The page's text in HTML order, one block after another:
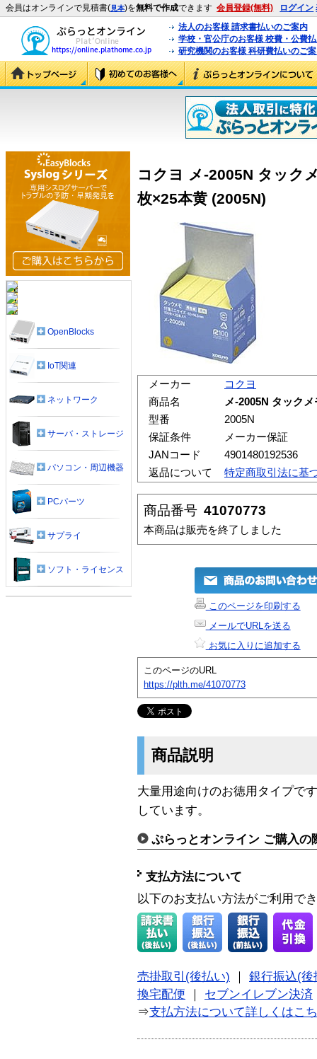
会員はオンラインで見積書(見本)を無料で作成できます 会員登録(無料) ログイン
法人のお客様 請求書払いのご案内
学校・官公庁のお客様 校費・公費
研究機関のお客様 科研費払いのご
コクヨ メ-2005N タック
枚×25本黄 (2005N)
メーカー
コクヨ
商品名
メ-2005N タック
型番
2005N
保証条件
メーカー保証
JANコード
4901480192536
返品について
特定商取引法に基
商品番号 41070773
本商品は販売を終了しました
このページを印刷する
メールでURLを送る
お気に入りに追加する
このページのURL
https://plth.me/41070773
商品説明
大量用途向けのお徳用タイプで
しています。
ぷらっとオンライン ご購入の
支払方法について
以下のお支払い方法がご利用で
売掛取引(後払い)
銀行振込(後
換宅配便
セブンイレブン決済
⇒支払方法について詳しくはこ
OpenBlocks
IoT関連
ネットワーク
サーバ・ストレージ
パソコン・周辺機器
PCパーツ
サプライ
ソフト・ライセンス